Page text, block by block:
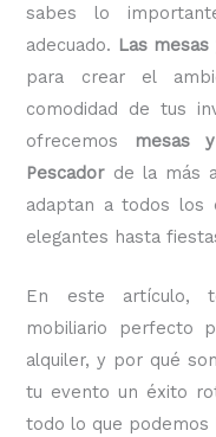
sabes lo
adecuado. Las
para crear el
comodidad de tus
ofrecemos
mesas
Pescadorde la más
adaptan a todos los
elegantes hasta
En este artículo,
mobiliario perfecto
alquiler, y por qué
tu evento un éxito
todo lo que podemos